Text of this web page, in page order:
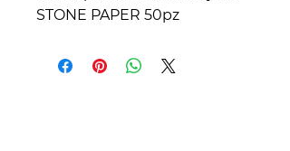
STONE PAPER 50pz